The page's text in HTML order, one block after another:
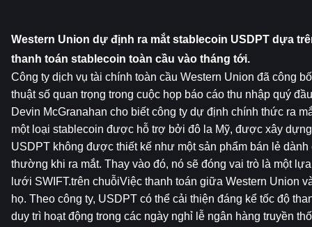
Western Union dự định ra mắt stablecoin USDPT dựa
thanh toán stablecoin toàn cầu vào tháng tới.
Công ty dịch vụ tài chính toàn cầu Western Union đã công
thuật số quan trọng trong cuộc họp báo cáo thu nhập quý
Devin McGranahan cho biết công ty dự định chính thức ra
một loại stablecoin được hỗ trợ bởi đô la Mỹ, được xây
USDPT không được thiết kế như một sản phẩm bán lẻ
thường khi ra mắt. Thay vào đó, nó sẽ đóng vai trò là một
lưới SWIFT.trên chuỗiViệc thanh toán giữa Western Union
họ. Theo công ty, USDPT có thể cải thiện đáng kể tốc độ
duy trì hoạt động trong các ngày nghỉ lễ ngân hàng truyền